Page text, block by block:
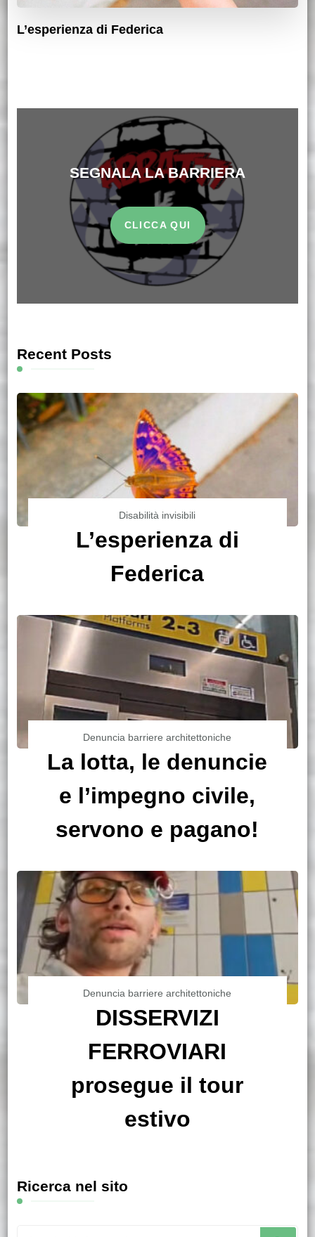
L’esperienza di Federica
SEGNALA LA BARRIERA
CLICCA QUI
Recent Posts
Disabilità invisibili
L’esperienza di
Federica
Denuncia barriere architettoniche
La lotta, le denuncie
e l’impegno civile,
servono e pagano!
Denuncia barriere architettoniche
DISSERVIZI
FERROVIARI
prosegue il tour
estivo
Ricerca nel sito